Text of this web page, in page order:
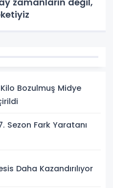
Bozulmuş Midye
Sezon Fark Yaratanı
Daha Kazandırılıyor